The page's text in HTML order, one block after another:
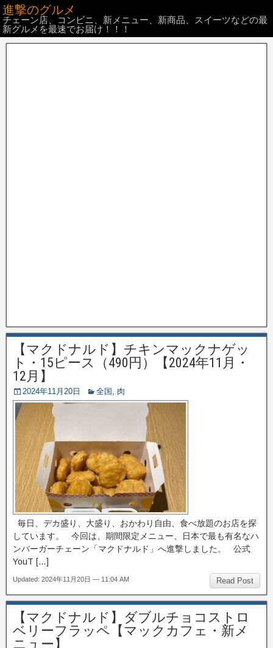
進撃のグルメ
チェーン店、コンビニ、新メニュー、新商品、スイーツなどの最
新グルメを最速でお届け！！！
【マクドナルド】チキンマックナゲッ
ト・15ピース（490円）【2024年11月・
12月】
2024年11月20日 全国 , 肉
毎日、デカ盛り、大盛り、おかわり自由、食べ放題のお店を探
しています。 今回は、期間限定メニュー、日本で最も有名なハ
ンバーガーチェーン「マクドナルド」へ進撃しました。 公式
YouT […]
Read Post
Updated: 2024年11月20日 — 11:04 AM
【マクドナルド】ダブルチョコストロ
ベリーフラッペ【マックカフェ・新メ
ニュー】